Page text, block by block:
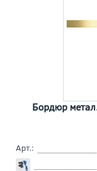
Бордюр
Арт.: